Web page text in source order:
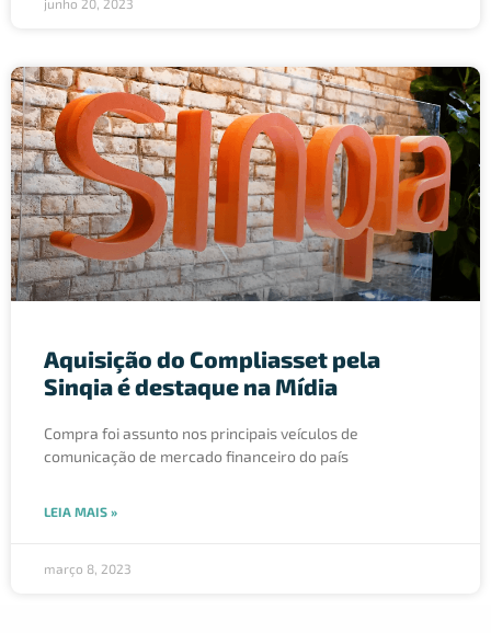
Aquisição do Compliasset pela
Sinqia é destaque na Mídia
Compra foi assunto nos principais veículos de
comunicação de mercado financeiro do país
LEIA MAIS »
março 8, 2023